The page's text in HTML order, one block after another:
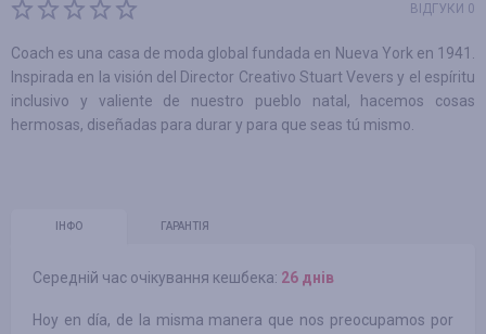
ВІДГУКИ 0
Coach es una casa de moda global fundada en Nueva York en 1941.
Inspirada en la visión del Director Creativo Stuart Vevers y el espíritu
inclusivo y valiente de nuestro pueblo natal, hacemos cosas
hermosas, diseñadas para durar y para que seas tú mismo.
ІНФО ГАРАНТІЯ
Середній час очікування кешбека: 26 днів
Hoy en día, de la misma manera que nos preocupamos por